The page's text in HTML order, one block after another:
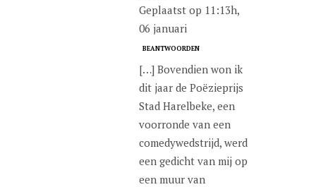
Geplaatst op 11:13h,
06 januari
BEANTWOORDEN
[…] Bovendien won ik
dit jaar de Poëzieprijs
Stad Harelbeke, een
voorronde van een
comedywedstrijd, werd
een gedicht van mij op
een muur van